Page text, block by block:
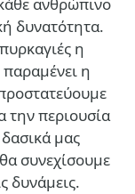
ανθρώπινο
δυνατότητα.
η
η
περιουσία
μας
συνεχίσουμε
δυνάμεις.